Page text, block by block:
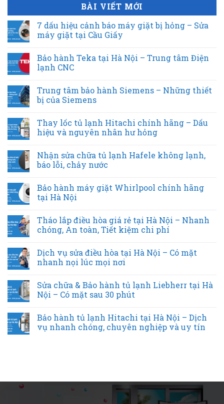
BÀI VIẾT MỚI
7 dấu hiệu cảnh báo máy giặt bị hỏng – Sửa
máy giặt tại Cầu Giấy
Bảo hành Teka tại Hà Nội – Trung tâm Điện
lạnh CNC
Trung tâm bảo hành Siemens – Những thiết
bị của Siemens
Thay lốc tủ lạnh Hitachi chính hãng – Dấu
hiệu và nguyên nhân hư hỏng
Nhận sửa chữa tủ lạnh Hafele không lạnh,
báo lỗi, chảy nước
Bảo hành máy giặt Whirlpool chính hãng
tại Hà Nội
Tháo lắp điều hòa giá rẻ tại Hà Nội – Nhanh
chóng, An toàn, Tiết kiệm chi phí
Dịch vụ sửa điều hòa tại Hà Nội – Có mặt
nhanh nọi lúc mọi nơi
Sửa chữa & Bảo hành tủ lạnh Liebherr tại Hà
Nội – Có mặt sau 30 phút
Bảo hành tủ lạnh Hitachi tại Hà Nội – Dịch
vụ nhanh chóng, chuyên nghiệp và uy tín